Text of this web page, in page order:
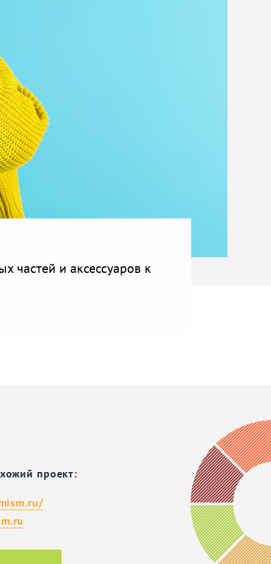
частей и аксессуаров к
проект: